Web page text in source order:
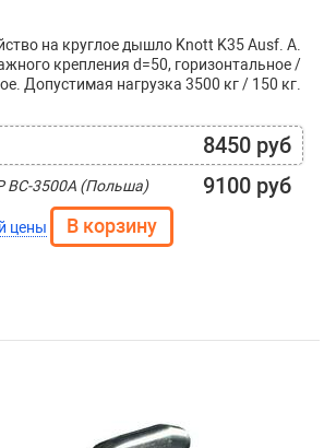
на круглое дышло Knott K35 Ausf. A.
крепления d=50, горизонтальное /
Допустимая нагрузка 3500 кг / 150 кг.
8450 руб
BC-3500A (Польша) 9100 руб
цены